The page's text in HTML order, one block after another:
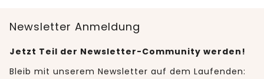
Newsletter Anmeldung
Jetzt Teil der Newsletter-Community werden!
Bleib mit unserem Newsletter auf dem Laufenden: